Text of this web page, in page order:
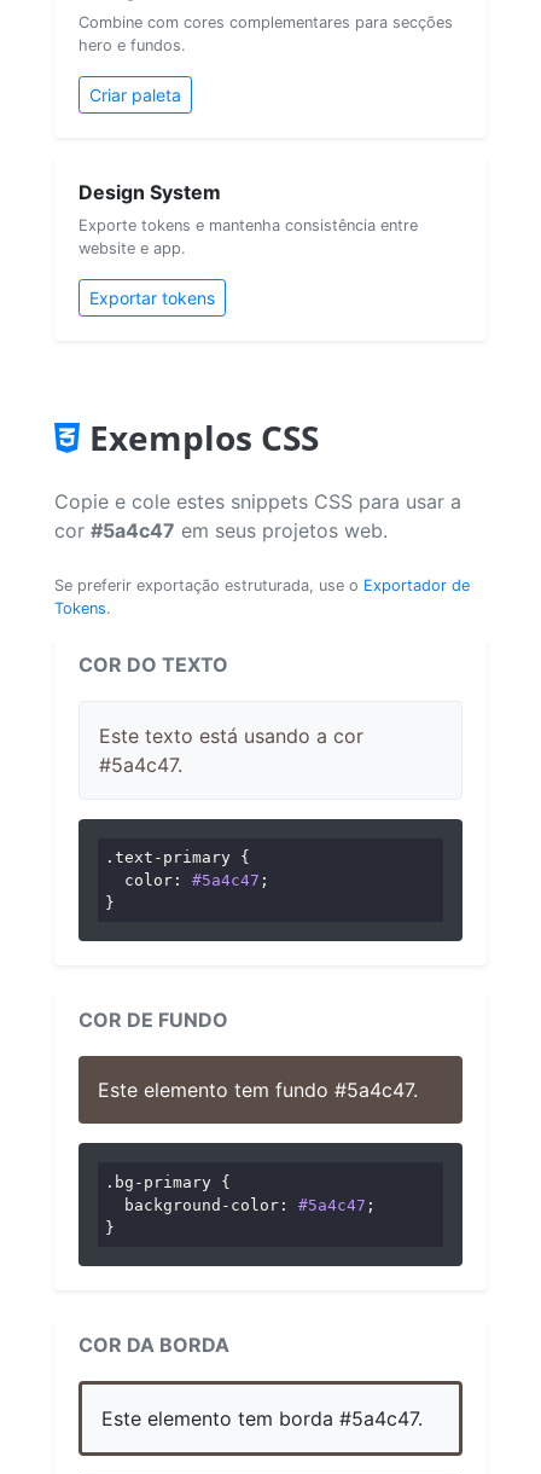
Combine com cores complementares para secções
hero e fundos.
Criar paleta
Design System
Exporte tokens e mantenha consistência entre
website e app.
Exportar tokens
Exemplos CSS
Copie e cole estes snippets CSS para usar a
cor #5a4c47 em seus projetos web.
Se preferir exportação estruturada, use o Exportador de
Tokens.
COR DO TEXTO
Este texto está usando a cor
#5a4c47.
.text-primary {
color : #5a4c47 ;
}
COR DE FUNDO
Este elemento tem fundo #5a4c47.
.bg-primary {
background-color : #5a4c47 ;
}
COR DA BORDA
Este elemento tem borda #5a4c47.